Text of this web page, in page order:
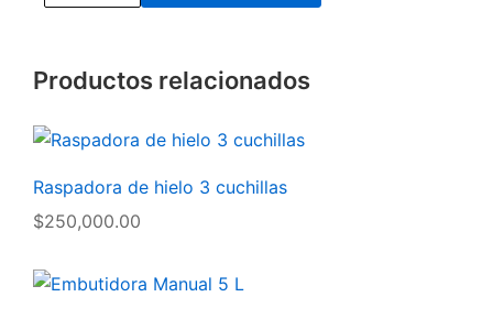
Productos relacionados
Raspadora de hielo 3 cuchillas
$250,000.00